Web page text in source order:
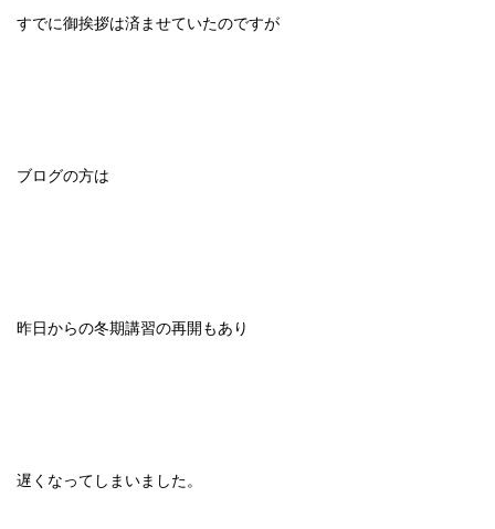
すでに御挨拶は済ませていたのですが
ブログの方は
昨日からの冬期講習の再開もあり
遅くなってしまいました。